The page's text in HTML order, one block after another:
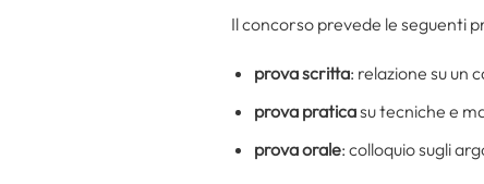
Il concorso prevede le seguenti
prova scritta: relazione su un
prova praticasu tecniche e
prova orale: colloquio sugli